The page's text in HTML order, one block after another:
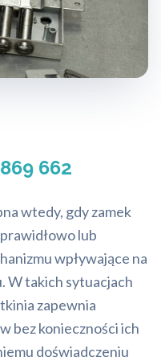
662
wtedy, gdy zamek
lub
wpływające na
W takich sytuacjach
zapewnia
bez konieczności ich
doświadczeniu